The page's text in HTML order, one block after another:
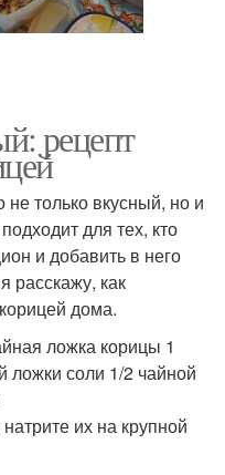
рецепт
только вкусный, но и
для тех, кто
и добавить в него
расскажу, как
дома.
ложка корицы 1
ложки соли 1/2 чайной
их на крупной